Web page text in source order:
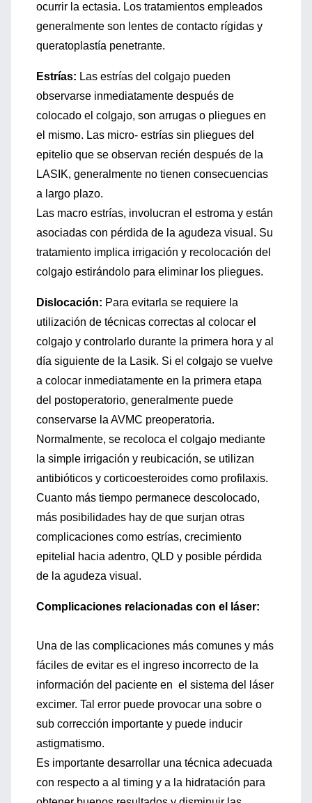
ocurrir la ectasia. Los tratamientos empleados
generalmente son lentes de contacto rígidas y
queratoplastía penetrante.
Estrías: Las estrías del colgajo pueden
observarse inmediatamente después de
colocado el colgajo, son arrugas o pliegues en
el mismo. Las micro- estrías sin pliegues del
epitelio que se observan recién después de la
LASIK, generalmente no tienen consecuencias
a largo plazo.
Las macro estrías, involucran el estroma y están
asociadas con pérdida de la agudeza visual. Su
tratamiento implica irrigación y recolocación del
colgajo estirándolo para eliminar los pliegues.
Dislocación: Para evitarla se requiere la
utilización de técnicas correctas al colocar el
colgajo y controlarlo durante la primera hora y al
día siguiente de la Lasik. Si el colgajo se vuelve
a colocar inmediatamente en la primera etapa
del postoperatorio, generalmente puede
conservarse la AVMC preoperatoria.
Normalmente, se recoloca el colgajo mediante
la simple irrigación y reubicación, se utilizan
antibióticos y corticoesteroides como profilaxis.
Cuanto más tiempo permanece descolocado,
más posibilidades hay de que surjan otras
complicaciones como estrías, crecimiento
epitelial hacia adentro, QLD y posible pérdida
de la agudeza visual.
Complicaciones relacionadas con el láser:
Una de las complicaciones más comunes y más
fáciles de evitar es el ingreso incorrecto de la
información del paciente en el sistema del láser
excimer. Tal error puede provocar una sobre o
sub corrección importante y puede inducir
astigmatismo.
Es importante desarrollar una técnica adecuada
con respecto a al timing y a la hidratación para